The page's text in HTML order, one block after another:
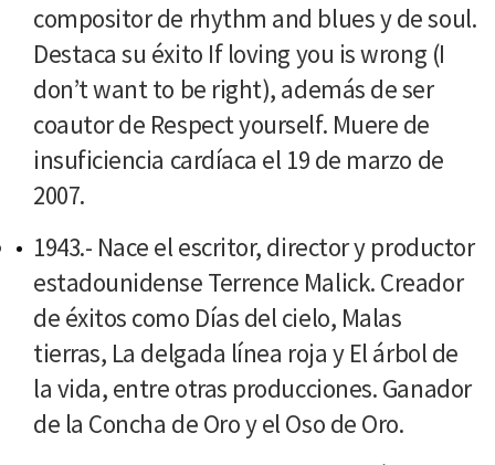
compositor de rhythm and blues y de soul.
Destaca su éxito If loving you is wrong (I
don’t want to be right), además de ser
coautor de Respect yourself. Muere de
insuficiencia cardíaca el 19 de marzo de
2007.
1943.- Nace el escritor, director y productor
estadounidense Terrence Malick. Creador
de éxitos como Días del cielo, Malas
tierras, La delgada línea roja y El árbol de
la vida, entre otras producciones. Ganador
de la Concha de Oro y el Oso de Oro.